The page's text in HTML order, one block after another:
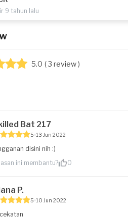
9 tahun lalu
5.0 ( 3 review )
Bat 217
5 13 Jun 2022
disini nih :)
ini membantu?
0
P.
5 10 Jun 2022